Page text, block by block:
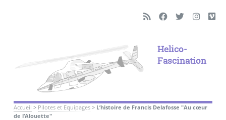
Helico-
Fascination
Accueil > Pilotes et Equipages> L’histoire de Francis Delafosse "Au cœur
de l’Alouette"